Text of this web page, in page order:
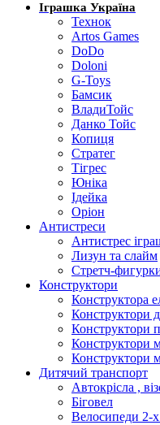
Іграшка Україна
Технок
Artos Games
DoDo
Doloni
G-Toys
Бамсик
ВладиТойс
Данко Тойс
Копиця
Стратег
Тігрес
Юніка
Ідейка
Оріон
Антистреси
Антистрес
Лизун та слайм
Стретч-
Конструктори
Конструктора
Конструктори
Конструктори
Конструктори
Конструктори
Дитячий транспорт
Автокрісла ,
Біговел
Велосипеди 2-х